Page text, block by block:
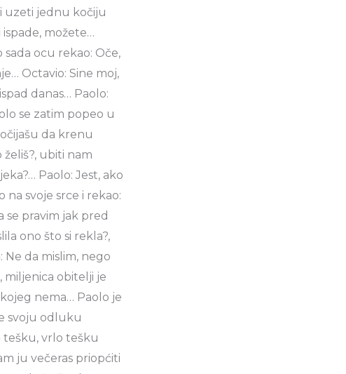
uzeti jednu kočiju
ispade, možete…
ocu rekao: Oče,
Octavio: Sine moj,
danas… Paolo:
se zatim popeo u
da krenu
ubiti nam
Paolo: Jest, ako
svoje srce i rekao:
se pravim jak pred
ono što si rekla?,
Ne da mislim, nego
miljenica obitelji je
nema… Paolo je
svoju odluku
tešku, vrlo tešku
ju večeras priopćiti